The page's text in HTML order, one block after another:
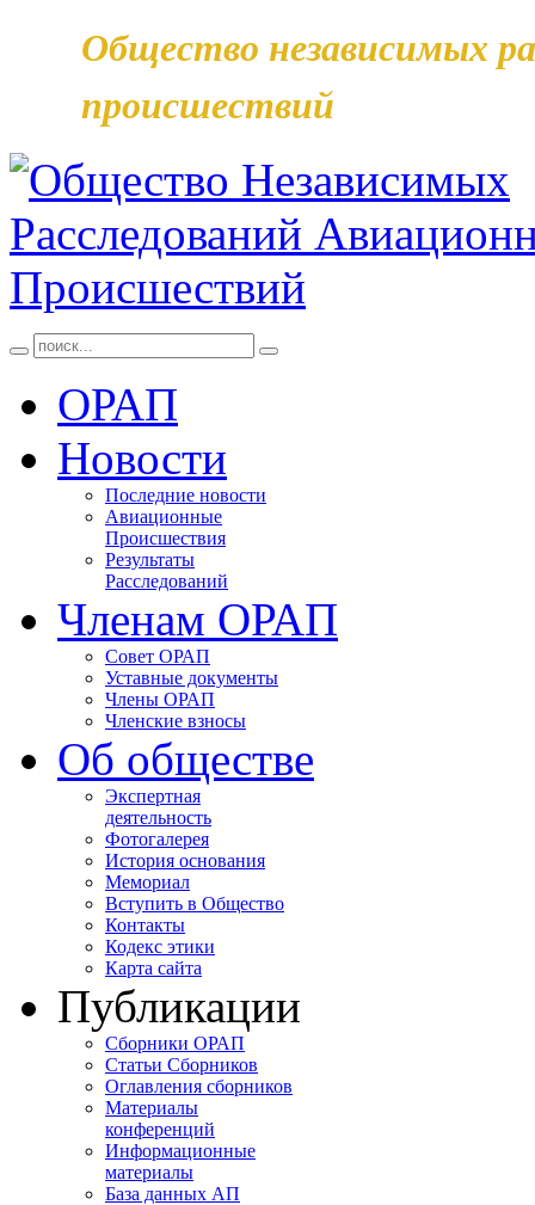
Общество независимых
происшествий
ОРАП
Новости
Последние новости
Авиационные
Происшествия
Результаты
Расследований
Членам ОРАП
Совет ОРАП
Уставные документы
Члены ОРАП
Членские взносы
Об обществе
Экспертная
деятельность
Фотогалерея
История основания
Мемориал
Вступить в Общество
Контакты
Кодекс этики
Карта сайта
Публикации
Сборники ОРАП
Статьи Сборников
Оглавления сборников
Материалы
конференций
Информационные
материалы
База данных АП